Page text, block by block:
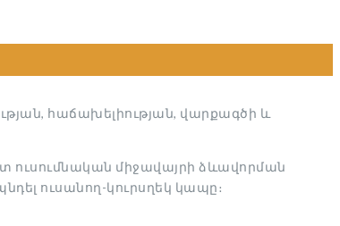
հաճախելիության, վարքագծի և
ուսումնական միջավայրի ձևավորման
ուսանող-կուրսղեկ կապը։